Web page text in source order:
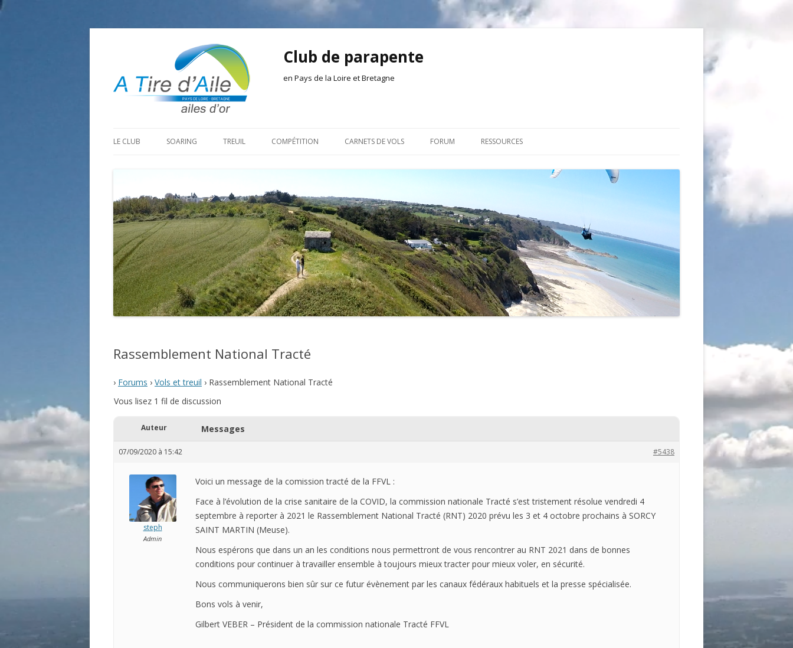
Club de parapente
en Pays de la Loire et Bretagne
au
LE CLUB
CONTACT
SOARING
GOHAUD
LE PREDAIRE
LA BOUTINARDIÈRE
AUTRES SITES DE VOL
TREUIL
ORGANISATION DE LA SÉANCE
LE MATÉRIEL
COMPÉTITION CARNETS DE VOLS
2024
2023
2022
2021
2020
2013
2012
FORUM
VOLS ET TREUIL
AILLEURS SUR LE WEB
ACHAT-VENTE
RESSOURCES
ACTEURS LOCAUX DU VOL LIBRE
VIDÉOS
Rassemblement National Tracté
› Forums › Vols et treuil › Rassemblement National Tracté
Vous lisez 1 fil de discussion
Auteur Messages
07/09/2020 à 15:42 #5438
steph
Admin
Voici un message de la comission tracté de la FFVL :
Face à l’évolution de la crise sanitaire de la COVID, la commission nationale Tracté s’est tristement résolue vendredi 4
septembre à reporter à 2021 le Rassemblement National Tracté (RNT) 2020 prévu les 3 et 4 octobre prochains à SORCY
SAINT MARTIN (Meuse).
Nous espérons que dans un an les conditions nous permettront de vous rencontrer au RNT 2021 dans de bonnes
conditions pour continuer à travailler ensemble à toujours mieux tracter pour mieux voler, en sécurité.
Nous communiquerons bien sûr sur ce futur évènement par les canaux fédéraux habituels et la presse spécialisée.
Bons vols à venir,
Gilbert VEBER – Président de la commission nationale Tracté FFVL